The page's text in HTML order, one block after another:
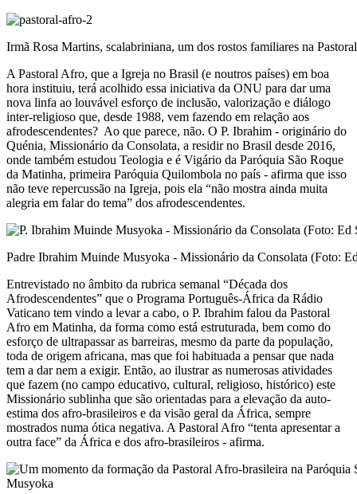
Irmã Rosa Martins, scalabriniana, um dos rostos familiares na
A Pastoral Afro, que a Igreja no Brasil (e noutros países) em boa
hora instituiu, terá acolhido essa iniciativa da ONU para dar uma
nova linfa ao louvável esforço de inclusão, valorização e diálogo
inter-religioso que, desde 1988, vem fazendo em relação aos
afrodescendentes? Ao que parece, não. O P. Ibrahim - originário do
Quénia, Missionário da Consolata, a residir no Brasil desde 2016,
onde também estudou Teologia e é Vigário da Paróquia São Roque
da Matinha, primeira Paróquia Quilombola no país - afirma que isso
não teve repercussão na Igreja, pois ela “não mostra ainda muita
alegria em falar do tema” dos afrodescendentes.
Padre Ibrahim Muinde Musyoka - Missionário da Consolata (Foto:
Entrevistado no âmbito da rubrica semanal “Década dos
Afrodescendentes” que o Programa Português-África da Rádio
Vaticano tem vindo a levar a cabo, o P. Ibrahim falou da Pastoral
Afro em Matinha, da forma como está estruturada, bem como do
esforço de ultrapassar as barreiras, mesmo da parte da população,
toda de origem africana, mas que foi habituada a pensar que nada
tem a dar nem a exigir. Então, ao ilustrar as numerosas atividades
que fazem (no campo educativo, cultural, religioso, histórico) este
Missionário sublinha que são orientadas para a elevação da auto-
estima dos afro-brasileiros e da visão geral da África, sempre
mostrados numa ótica negativa. A Pastoral Afro “tenta apresentar a
outra face” da África e dos afro-brasileiros - afirma.